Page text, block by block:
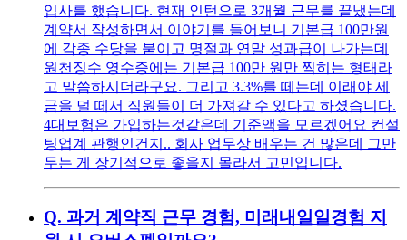
입사를 했습니다. 현재 인턴으로 3개월 근무를 끝냈는데
계약서 작성하면서 이야기를 들어보니 기본급 100만원
에 각종 수당을 붙이고 명절과 연말 성과급이 나가는데
원천징수 영수증에는 기본급 100만 원만 찍히는 형태라
고 말씀하시더라구요. 그리고 3.3%를 떼는데 이래야 세
금을 덜 떼서 직원들이 더 가져갈 수 있다고 하셨습니다.
4대보험은 가입하는것같은데 기준액을 모르겠어요 컨설
팅업계 관행인건지.. 회사 업무상 배우는 건 많은데 그만
두는 게 장기적으로 좋을지 몰라서 고민입니다.
Q. 과거 계약직 근무 경험, 미래내일일경험 지